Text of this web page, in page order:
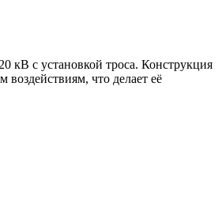
кВ с установкой троса. Конструкция
что делает её